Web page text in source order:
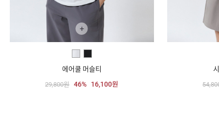
+
에어쿨 머슬티
29,800원 46% 16,100원